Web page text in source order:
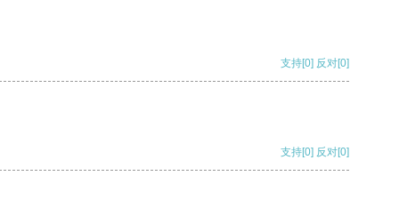
支持[0] 反对[0]
支持[0] 反对[0]